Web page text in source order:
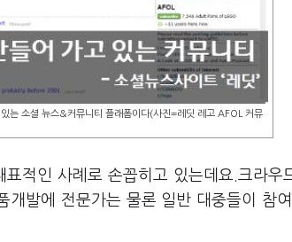
는 소셜 뉴스&커뮤니티 플래폼이다(사진=레딧 레고 AFOL 커뮤
적인 사례로 손꼽히고 있는데요.크라우
발에 전문가는 물론 일반 대중들이 참여